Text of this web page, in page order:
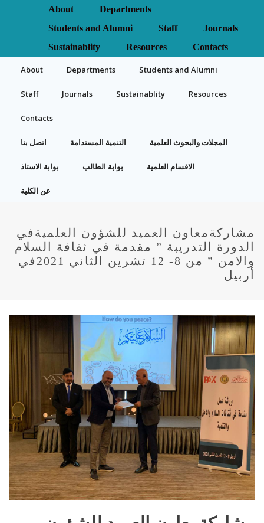
About
Departments
Students and Alumni
Staff
Journals
Sustainablity
Resources Contacts
About Departments Students and Alumni
Staff Journals Sustainablity Resources
Contacts
اتصل بنا التنمية المستدامة المجلات والبحوث العلمية
بوابة الاستاذ بوابة الطالب الاقسام العلمية
عن الكلية
مشاركةمعاون العميد للشؤون العلميةفي
الدورة التدريبة ” مقدمة في ثقافة السلام
والامن ” من 8- 12 تشرين الثاني 2021في
أربيل